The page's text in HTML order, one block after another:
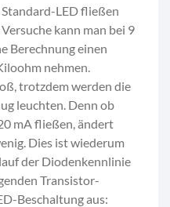
LED fließen
kann man bei 9
Berechnung einen
nehmen.
trotzdem werden die
leuchten. Denn ob
mA fließen, ändert
Dies ist wiederum
der Diodenkennlinie
Transistor-
Beschaltung aus: